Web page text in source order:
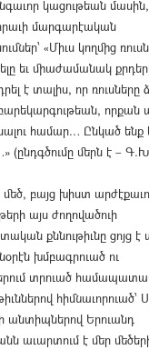
կացութեան մասին,
մարգարէական
«Միւս կողմից
եւ միաժամանակ
է տալիս, որ ռուսները
որքան
համար… Ընկած ենք
(ընդգծումը մերն է –
մեծ, բայց խիստ
այս ժողովածուի
քննութիւնը ցոյց է
խմբագրուած ու
տրուած
հիմնաւորուած՝
անտիպներով Երուանդ
աւարտում է մեր